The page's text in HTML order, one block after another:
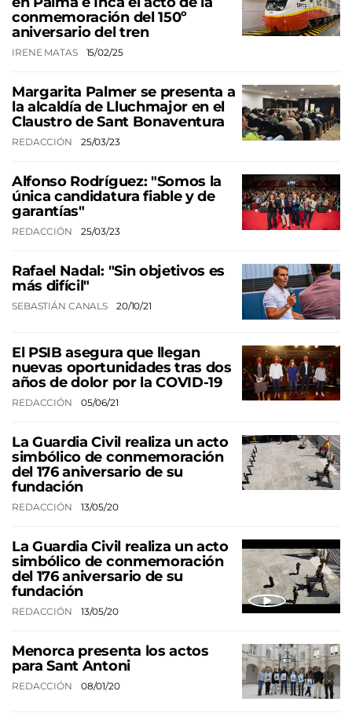
conmemoración del 150º
aniversario del tren
IRENE MATAS 15/02/25
Margarita Palmer se presenta a
la alcaldía de Lluchmajor en el
Claustro de Sant Bonaventura
REDACCIÓN 25/03/23
Alfonso Rodríguez: "Somos la
única candidatura fiable y de
garantías"
REDACCIÓN 25/03/23
Rafael Nadal: "Sin objetivos es
más difícil"
SEBASTIÁN CANALS 20/10/21
El PSIB asegura que llegan
nuevas oportunidades tras dos
años de dolor por la COVID-19
REDACCIÓN 05/06/21
La Guardia Civil realiza un acto
simbólico de conmemoración
del 176 aniversario de su
fundación
REDACCIÓN 13/05/20
La Guardia Civil realiza un acto
simbólico de conmemoración
del 176 aniversario de su
fundación
REDACCIÓN 13/05/20
Menorca presenta los actos
para Sant Antoni
REDACCIÓN 08/01/20